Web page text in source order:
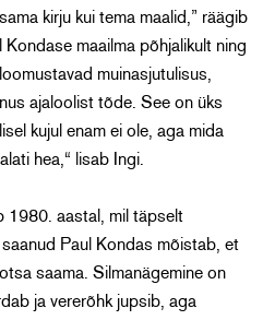
kirju kui tema maalid,” räägib
Kondase maailma põhjalikult ning
muinasjutulisus,
ajaloolist tõde. See on üks
kujul enam ei ole, aga mida
hea,“ lisab Ingi.
1980. aastal, mil täpselt
Paul Kondas mõistab, et
saama. Silmanägemine on
ja vererõhk jupsib, aga